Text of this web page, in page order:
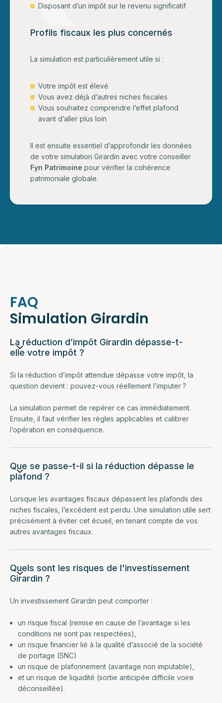
Disposant d’un impôt sur le revenu significatif
Profils fiscaux les plus concernés
La simulation est particulièrement utile si :
Votre impôt est élevé
Vous avez déjà d’autres niches fiscales
Vous souhaitez comprendre l’effet plafond
avant d’aller plus loin
Il est ensuite essentiel d’approfondir les données
de votre simulation Girardin avec votre conseiller
Fyn Patrimoine pour vérifier la cohérence
patrimoniale globale.
FAQ
Simulation Girardin
La réduction d’impôt Girardin dépasse-t-
elle votre impôt ?
Si la réduction d’impôt attendue dépasse votre impôt, la
question devient : pouvez-vous réellement l’imputer ?
‍La simulation permet de repérer ce cas immédiatement.
Ensuite, il faut vérifier les règles applicables et calibrer
l’opération en conséquence.
Que se passe-t-il si la réduction dépasse le
plafond ?
Lorsque les avantages fiscaux dépassent les plafonds des
niches fiscales, l’excédent est perdu. Une simulation utile sert
précisément à éviter cet écueil, en tenant compte de vos
autres avantages fiscaux.
Quels sont les risques de l'investissement
Girardin ?
Un investissement Girardin peut comporter :
un risque fiscal (remise en cause de l’avantage si les
conditions ne sont pas respectées),
un risque financier lié à la qualité d’associé de la société
de portage (SNC)
un risque de plafonnement (avantage non imputable),
et un risque de liquidité (sortie anticipée difficile voire
déconseillée).